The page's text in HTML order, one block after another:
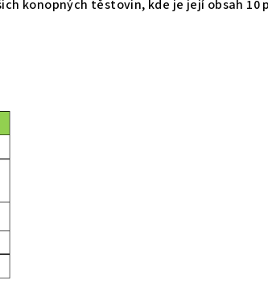
konopných těstovin, kde je její obsah 10